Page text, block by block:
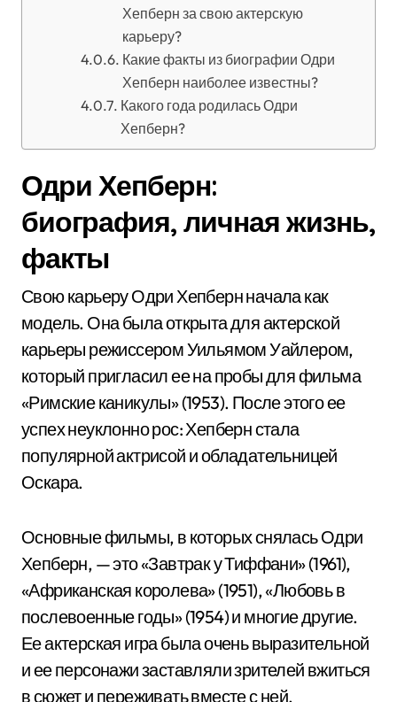
Хепберн за свою актерскую
карьеру?
Какие факты из биографии Одри
Хепберн наиболее известны?
Какого года родилась Одри
Хепберн?
Одри Хепберн:
биография, личная жизнь,
факты
Свою карьеру Одри Хепберн начала как
модель. Она была открыта для актерской
карьеры режиссером Уильямом Уайлером,
который пригласил ее на пробы для фильма
«Римские каникулы» (1953). После этого ее
успех неуклонно рос: Хепберн стала
популярной актрисой и обладательницей
Оскара.
Основные фильмы, в которых снялась Одри
Хепберн, — это «Завтрак у Тиффани» (1961),
«Африканская королева» (1951), «Любовь в
послевоенные годы» (1954) и многие другие.
Ее актерская игра была очень выразительной
и ее персонажи заставляли зрителей вжиться
в сюжет и переживать вместе с ней.